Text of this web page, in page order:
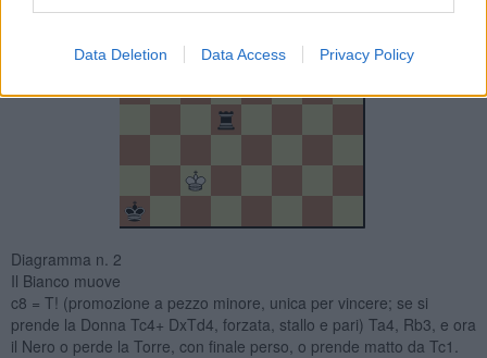
Data Deletion Data Access Privacy Policy
Diagramma n. 2
Il Bianco muove
c8 = T! (promozione a pezzo minore, unica per vincere; se si
prende la Donna Tc4+ DxTd4, forzata, stallo e pari) Ta4, Rb3, e ora
il Nero o perde la Torre, con finale perso, o prende matto da Tc1.